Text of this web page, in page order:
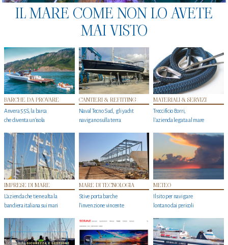
IL MARE COME NON LO AVETE
MAI VISTO
BARCHE DA PROVARE
Anvera 55S, la barca
che diventa un'isola
CANTIERI & REFITTING
Naval Tecno Sud, gli yacht
navigano sulla terra
MATERIALI & SERVIZI
Treccificio Borri,
l'azienda legata al mare
IMPRESE DI MARE
L'azienda che tiene alta la
bandiera italiana sui mari
MARE DI TECNOLOGIA
Stive porta barche
l'invenzione vincente
METEO
Il sito per navigare
lontano dai pericoli